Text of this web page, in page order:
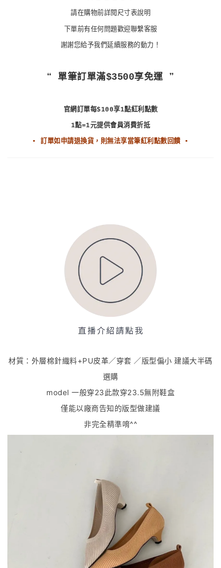
請在購物前詳閱尺寸表說明
下單前有任何問題歡迎聯繫客服
謝謝您給予我們延續服務的動力！
❝ 單筆訂單滿$3500享免運 ❞
官網訂單每$100享1點紅利點數
1點=1元提供會員消費折抵
▪ 訂單如申請退換貨，則無法享當筆紅利點數回饋 ▪
材質：外層棉針織料+PU皮革／穿套 ／版型偏小 建議大半碼
選購
model 一般穿23此款穿23.5無附鞋盒
僅能以廠商告知的版型做建議
非完全精準唷^^